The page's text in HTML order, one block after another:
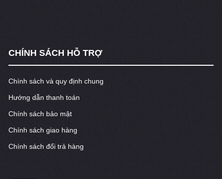
CHÍNH SÁCH HỖ TRỢ
Chính sách và quy định chung
Hướng dẫn thanh toán
Chính sách bảo mật
Chính sách giao hàng
Chính sách đổi trả hàng